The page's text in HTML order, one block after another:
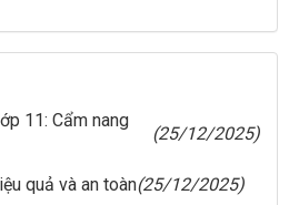
11: Cẩm nang
(25/12/2025)
quả và an toàn(25/12/2025)